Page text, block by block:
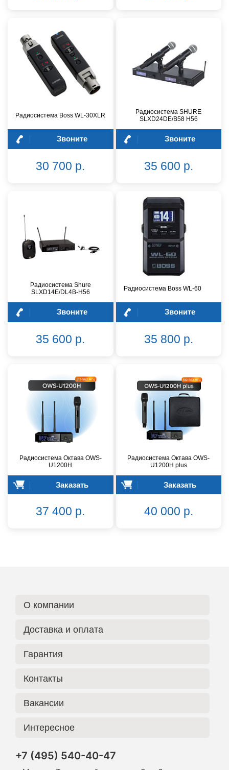
Радиосистема Boss WL-30XLR
Звоните
30 700 р.
Радиосистема SHURE
SLXD24DE/B58 H56
Звоните
35 600 р.
Радиосистема Shure
SLXD14E/DL4B-H56
Звоните
35 600 р.
Радиосистема Boss WL-60
Звоните
35 800 р.
Радиосистема Октава OWS-
U1200H
Заказать
37 400 р.
Радиосистема Октава OWS-
U1200H plus
Заказать
40 000 р.
О компании
Доставка и оплата
Гарантия
Контакты
Вакансии
Интересное
+7 (495) 540-40-47